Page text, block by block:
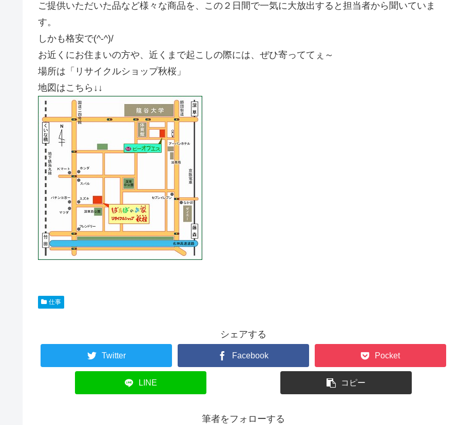
ご提供いただいた品など様々な商品を、この２日間で一気に大放出すると担当者から聞いていま
す。
しかも格安で(^-^)/
お近くにお住まいの方や、近くまで起こしの際には、ぜひ寄っててぇ～
場所は「リサイクルショップ秋桜」
地図はこちら↓↓
仕事
シェアする
Twitter Facebook Pocket
LINE コピー
筆者をフォローする